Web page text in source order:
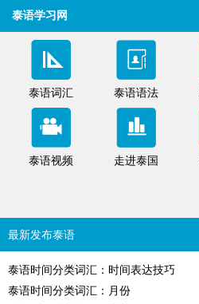
泰语学习网
泰语词汇 泰语语法
泰语视频 走进泰国
最新发布泰语
泰语时间分类词汇：时间表达技巧
泰语时间分类词汇：月份